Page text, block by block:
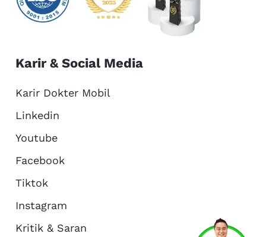
Karir & Social Media
Karir Dokter Mobil
Linkedin
Youtube
Facebook
Tiktok
Instagram
Kritik & Saran